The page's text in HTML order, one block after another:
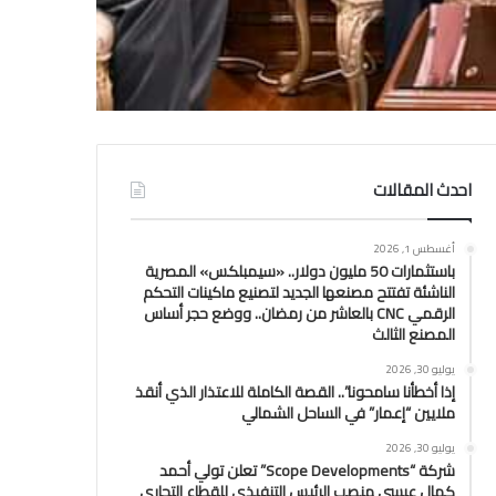
احدث المقالات
أغسطس 1, 2026
باستثمارات 50 مليون دولار.. «سيمبلكس» المصرية
الناشئة تفتتح مصنعها الجديد لتصنيع ماكينات التحكم
الرقمي CNC بالعاشر من رمضان.. ووضع حجر أساس
المصنع الثالث
يوليو 30, 2026
إذا أخطأنا سامحونا”.. القصة الكاملة للاعتذار الذي أنقذ
ملايين “إعمار” في الساحل الشمالي
يوليو 30, 2026
شركة “Scope Developments” تعلن تولي أحمد